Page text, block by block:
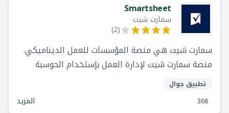
Smartsheet
سمارت شيت
(
2
)
سمارت شيت هي منصة المؤسسات للعمل الديناميكي.
منصة سمارت شيت لإدارة العمل بإستخدام الحوسبة
السحابية ، سمارت شيت تمكّن المؤسسات والفرق من
التخطيط والتنفيذ والإبلاغ الديناميكي عن العمل على
نطاق واسع ، مما يؤدي إلى عمليات أكثر كفاءة وحلول
تطبيق جوال
368
المزيد